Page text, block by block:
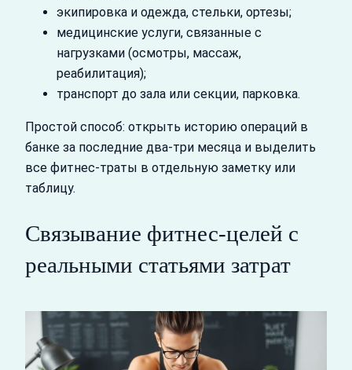
экипировка и одежда, стельки, ортезы;
медицинские услуги, связанные с
нагрузками (осмотры, массаж,
реабилитация);
транспорт до зала или секции, парковка.
Простой способ: открыть историю операций в
банке за последние два‑три месяца и выделить
все фитнес‑траты в отдельную заметку или
таблицу.
Связывание фитнес‑целей с
реальными статьями затрат